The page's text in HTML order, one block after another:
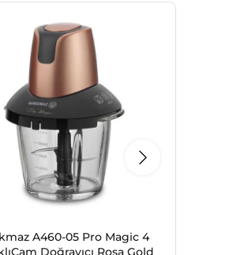
A460-05 Pro Magic 4
Doğrayıcı Rosa Gold